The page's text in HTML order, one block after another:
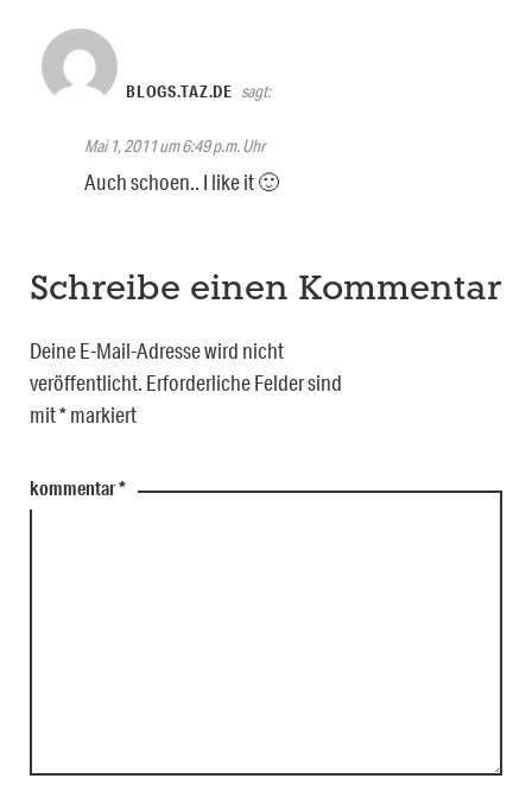
BLOGS.TAZ.DE sagt:
Mai 1, 2011 um 6:49 p.m. Uhr
Auch schoen.. I like it 🙂
Schreibe einen Kommentar
Deine E-Mail-Adresse wird nicht
veröffentlicht. Erforderliche Felder sind
mit*markiert
kommentar*